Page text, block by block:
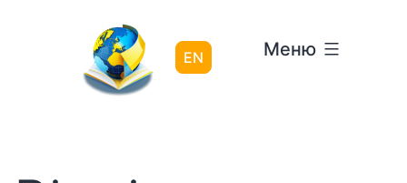
EN Меню